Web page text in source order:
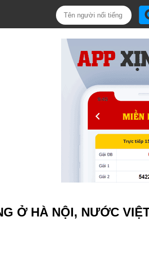
Ở HÀ NỘI, NƯỚC